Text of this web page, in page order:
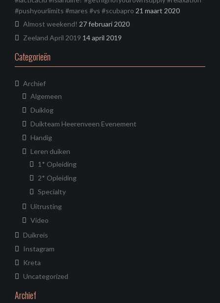
#pushyourlimits #mares #vs #scubapro 21 maart 2020
Almost weekend! 27 februari 2020
Zeeland April 2019 14 april 2019
Categorieën
Archief
Algemeen
Duiklog
Duikteam Heerenveen Evenement
Handig
Leren duiken
1* Opleiding
2* Opleiding
Specialty
Uitrusting
Video
Duikreis
Instagram
Kreta
Uncategorized
Archief